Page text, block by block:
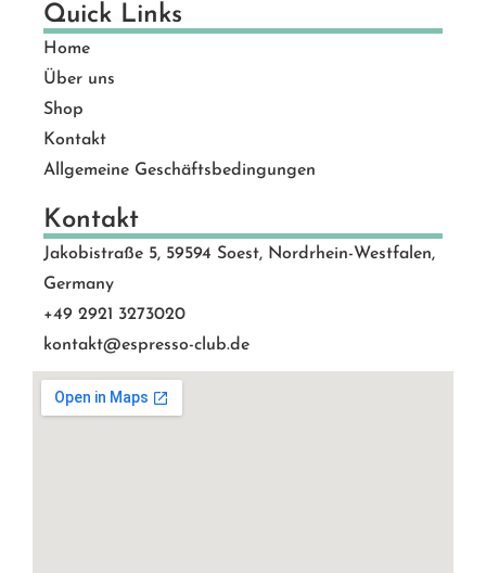
Quick Links
Home
Über uns
Shop
Kontakt
Allgemeine Geschäftsbedingungen
Kontakt
Jakobistraße 5, 59594 Soest, Nordrhein-Westfalen,
Germany
+49 2921 3273020
kontakt@espresso-club.de